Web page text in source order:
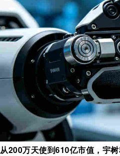
从200万天使到610亿市值，宇